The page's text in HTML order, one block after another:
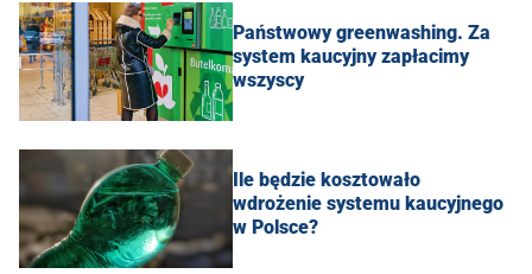
Państwowy greenwashing. Za
system kaucyjny zapłacimy
wszyscy
Ile będzie kosztowało
wdrożenie systemu kaucyjnego
w Polsce?